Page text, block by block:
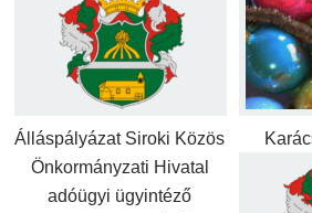
Álláspályázat Siroki Közös
Önkormányzati Hivatal
adóügyi ügyintéző